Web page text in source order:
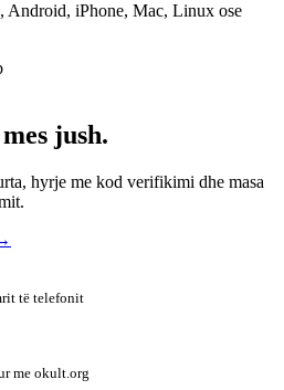
Android, iPhone, Mac, Linux ose
jush.
hyrje me kod verifikimi dhe masa
të telefonit
me okult.org